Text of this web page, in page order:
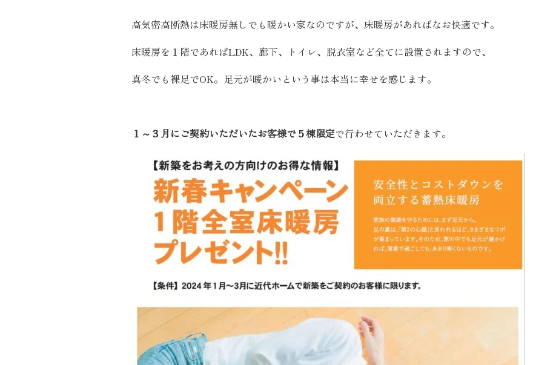
高気密高断熱は床暖房無しでも暖かい家なのですが、床暖房があればなお快適です。
床暖房を１階であればLDK、廊下、トイレ、脱衣室など全てに設置されますので、
真冬でも裸足でOK。足元が暖かいという事は本当に幸せを感じます。
１～３月にご契約いただいたお客様で５棟限定で行わせていただきます。